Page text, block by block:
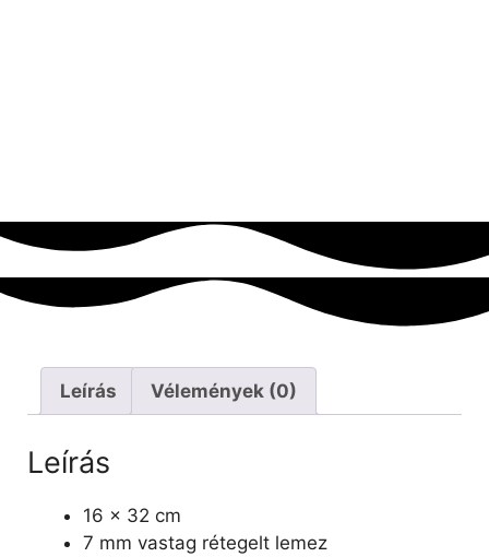
Leírás Vélemények (0)
Leírás
16 x 32 cm
7 mm vastag rétegelt lemez